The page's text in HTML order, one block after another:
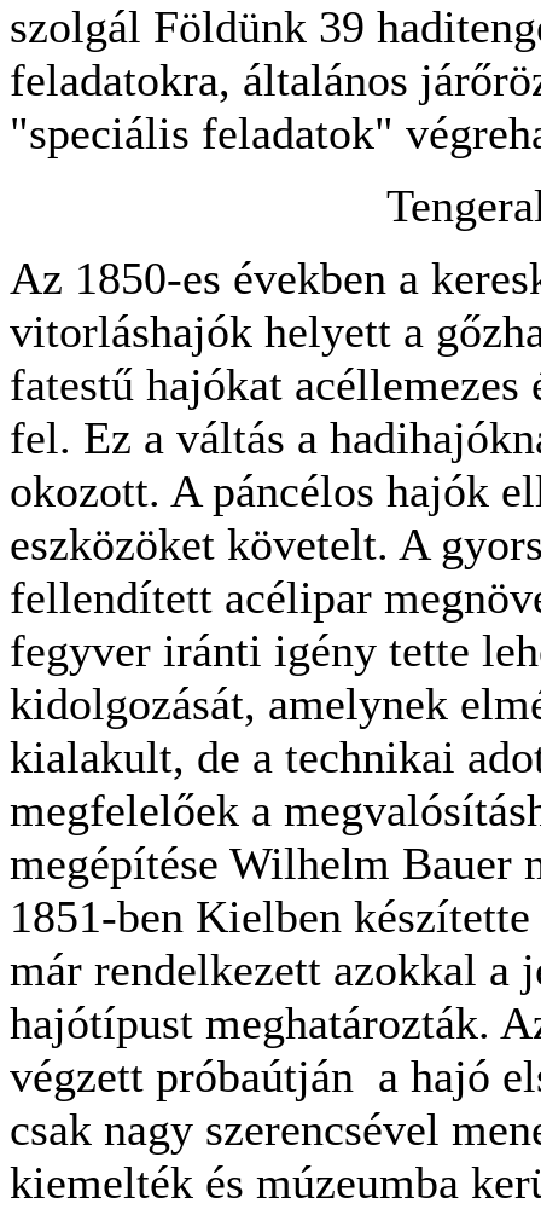
szolgál Földünk 39
feladatokra, általános
"speciális feladatok"
Az 1850-es években a
vitorláshajók helyett a
fatestű hajókat
fel. Ez a váltás a
okozott. A páncélos hajók
eszközöket követelt. A
fellendített acélipar
fegyver iránti igény tette
kidolgozását, amelynek
kialakult, de a technikai
megfelelőek a
megépítése Wilhelm Bauer
1851-ben Kielben
már rendelkezett azokkal a
hajótípust meghatározták.
végzett próbaútján a hajó
csak nagy szerencsével
kiemelték és múzeumba